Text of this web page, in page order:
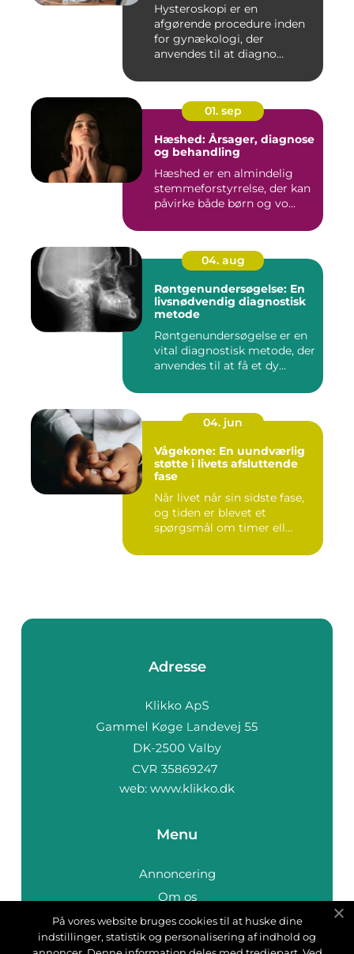
Hysteroskopi er en
afgørende procedure inden
for gynækologi, der
anvendes til at diagno...
01. sep
Hæshed: Årsager, diagnose
og behandling
Hæshed er en almindelig
stemmeforstyrrelse, der kan
påvirke både børn og vo...
04. aug
Røntgenundersøgelse: En
livsnødvendig diagnostisk
metode
Røntgenundersøgelse er en
vital diagnostisk metode, der
anvendes til at få et dy...
04. jun
Vågekone: En uundværlig
støtte i livets afsluttende
fase
Når livet når sin sidste fase,
og tiden er blevet et
spørgsmål om timer ell...
Adresse
web: www.klikko.dk
Menu
Annoncering
Om os
Cookies
Kontakt os
På vores website bruges cookies til at huske dine
indstillinger, statistik og personalisering af indhold og